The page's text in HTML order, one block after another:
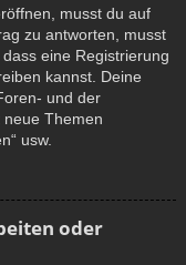
musst du auf
zu antworten, musst
eine Registrierung
kannst. Deine
und der
neue Themen
usw.
oder